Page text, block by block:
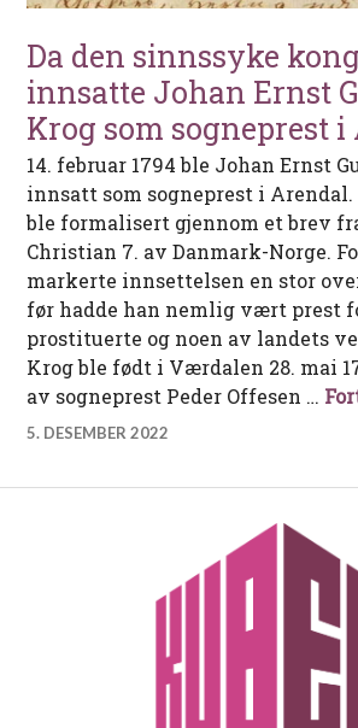
Da den sinnssyke
innsatte Johan Ernst
Krog som sogneprest
14. februar 1794 ble Johan Ernst
innsatt som sogneprest i
ble formalisert gjennom et brev
Christian 7. av Danmark-Norge.
markerte innsettelsen en stor
før hadde han nemlig vært prest
prostituerte og noen av landets
Krog ble født i Værdalen 28. mai
av sogneprest Peder Offesen …
5. DESEMBER 2022